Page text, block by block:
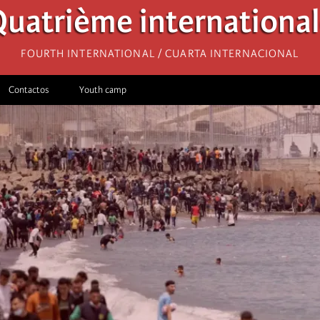
Fourth International / Cuarta Internacional
Contactos Youth camp